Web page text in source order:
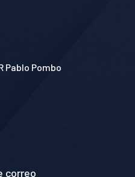
Pablo Pombo
correo